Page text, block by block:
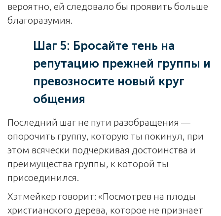
вероятно, ей следовало бы проявить больше
благоразумия.
Шаг 5: Бросайте тень на
репутацию прежней группы и
превозносите новый круг
общения
Последний шаг не пути разобращения —
опорочить группу, которую ты покинул, при
этом всячески подчеркивая достоинства и
преимущества группы, к которой ты
присоединился.
Хэтмейкер говорит: «Посмотрев на плоды
христианского дерева, которое не признает